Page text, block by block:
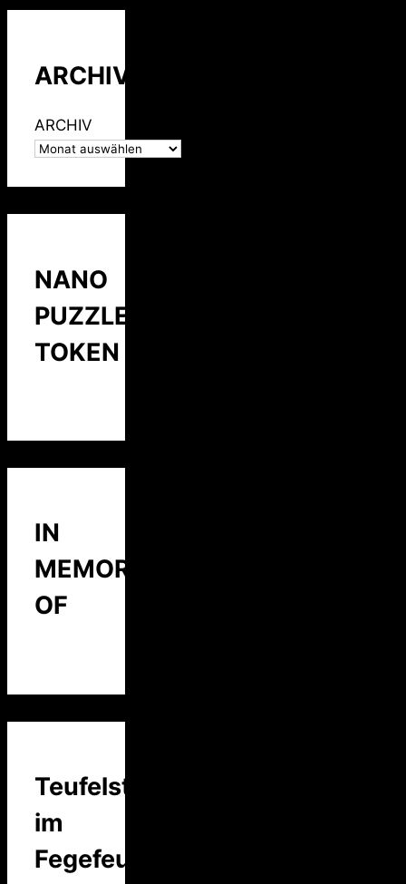
ARCHIV
ARCHIV
NANO
PUZZLE
TOKEN
IN
MEMORY
OF
Teufelstalk
im
Fegefeuer